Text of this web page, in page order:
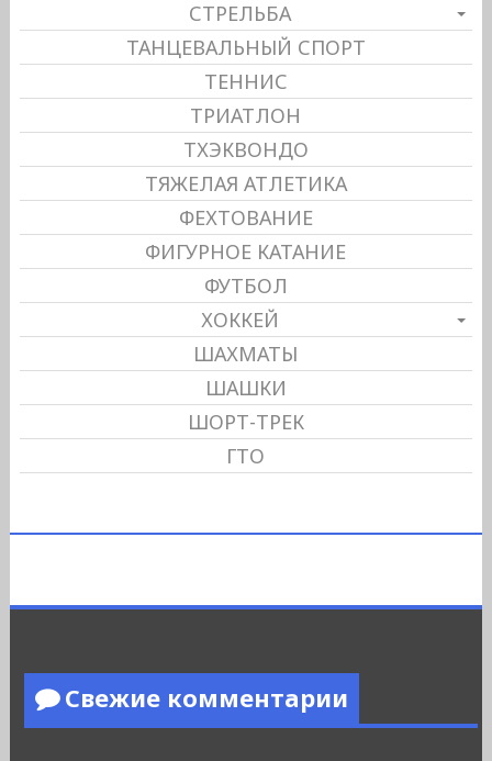
СТРЕЛЬБА
ТАНЦЕВАЛЬНЫЙ СПОРТ
ТЕННИС
ТРИАТЛОН
ТХЭКВОНДО
ТЯЖЕЛАЯ АТЛЕТИКА
ФЕХТОВАНИЕ
ФИГУРНОЕ КАТАНИЕ
ФУТБОЛ
ХОККЕЙ
ШАХМАТЫ
ШАШКИ
ШОРТ-ТРЕК
ГТО
Свежие комментарии